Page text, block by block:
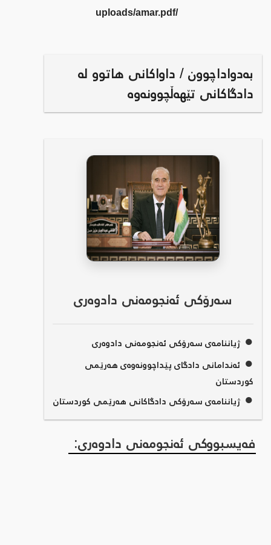
/uploads/amar.pdf
بەدواداچوون / داواکانی هاتوو لە
دادگاکانی تێهەڵچوونەوە
سەرۆکی ئەنجومەنی دادوەری
●ژیاننامەی سەرۆکی ئەنجومەنی دادوەری
● ئەندامانی دادگای پێداچوونەوەی هەرێمی
کوردستان
●ژیاننامەی سەرۆکی دادگاکانی هەرێمی کوردستان
فەیسبووکی ئەنجومەنی دادوەری: